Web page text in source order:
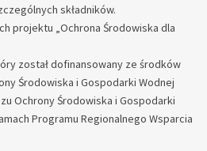
składników.
projektu „Ochrona Środowiska dla
został dofinansowany ze środków
Środowiska i Gospodarki Wodnej
Ochrony Środowiska i Gospodarki
Programu Regionalnego Wsparcia